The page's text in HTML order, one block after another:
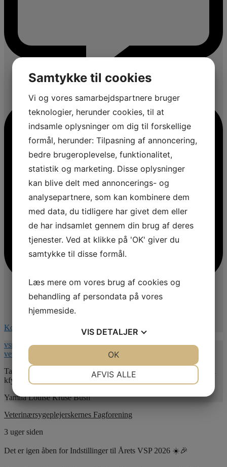
Kommentér på Facebook
vspnet.dk/erfa-moede-for-oplaeringsansvarlige-paa-
veterinaersygeplejerske-uddannelsen/
Tag endelig fat på mig ved spørgsmål til dagen, samt tilmelding på
kfy@hansenberg.dk inden d. 1 september🌼
Yamila Louise Kruse Bush
Veterinærsygeplejerskernes Fagforening
3 uger siden
Det er igen åben for Indstillinger til Årets VSP 2026 ☀️🎉
Samtykke til cookies
Vi og vores samarbejdspartnere bruger
teknologier, herunder cookies, til at
indsamle oplysninger om dig til forskellige
formål, herunder: Tilpasning af annoncering,
bedre brugeroplevelse, funktionalitet,
statistik og marketing. Disse oplysninger
kan blive delt med annoncerings- og
analysepartnere, som kan kombinere dem
med data, du tidligere har givet dem eller
de har indsamlet gennem din brug af deres
tjenester. Ved at klikke på 'OK' giver du
samtykke til disse formål.
Læs mere om vores brug af cookies og
behandling af persondata på vores
hjemmeside.
VIS DETALJER
AFVIS ALLE
OK